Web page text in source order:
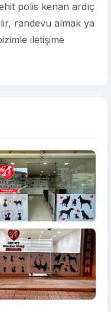
polis kenan ardıç
randevu almak ya
iletişime